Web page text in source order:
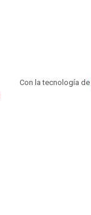
Con la tecnología de